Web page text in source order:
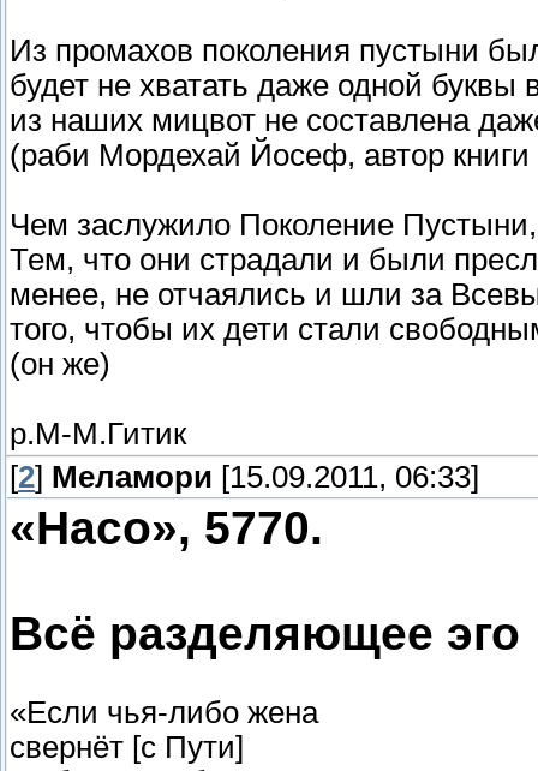
Из промахов поколения пустыни
будет не хватать даже одной буквы
из наших мицвот не составлена
(раби Мордехай Йосеф, автор
Чем заслужило Поколение
Тем, что они страдали и были
менее, не отчаялись и шли за
того, чтобы их дети стали
(он же)
р.М-М.Гитик
[2] Меламори [15.09.2011, 06:33]
«Насо», 5770.
Всё разделяющее эго
«Если чья-либо жена
свернёт [с Пути]